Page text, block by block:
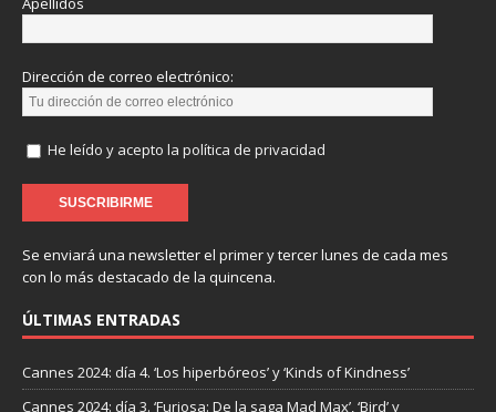
Dirección de correo electrónico:
He leído y acepto la política de privacidad
Se enviará una newsletter el primer y tercer lunes de cada mes
con lo más destacado de la quincena.
ÚLTIMAS ENTRADAS
Cannes 2024: día 4. ‘Los hiperbóreos’ y ‘Kinds of Kindness’
Cannes 2024: día 3. ‘Furiosa: De la saga Mad Max’, ‘Bird’ y